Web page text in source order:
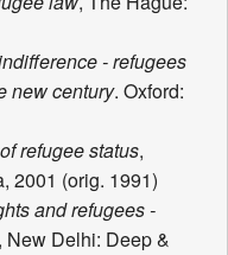
- refugees
new century. Oxford:
refugee status,
2001 (orig. 1991)
and refugees -
, New Delhi: Deep &